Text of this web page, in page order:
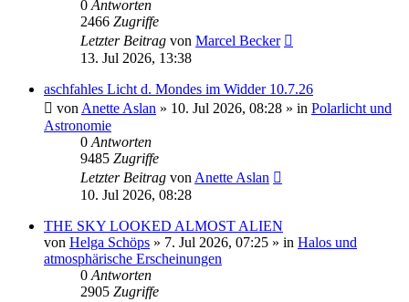
0 Antworten
2466 Zugriffe
Letzter Beitrag von Marcel Becker
13. Jul 2026, 13:38
aschfahles Licht d. Mondes im Widder 10.7.26
von Anette Aslan » 10. Jul 2026, 08:28 » in Polarlicht und
Astronomie
0 Antworten
9485 Zugriffe
Letzter Beitrag von Anette Aslan
10. Jul 2026, 08:28
THE SKY LOOKED ALMOST ALIEN
von Helga Schöps » 7. Jul 2026, 07:25 » in Halos und
atmosphärische Erscheinungen
0 Antworten
2905 Zugriffe